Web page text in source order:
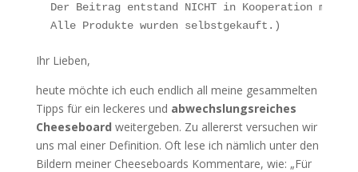
Der Beitrag entstand NICHT in Kooperation mit
Alle Produkte wurden selbstgekauft.)
Ihr Lieben,
heute möchte ich euch endlich all meine gesammelten
Tipps für ein leckeres und abwechslungsreiches
Cheeseboard weitergeben. Zu allererst versuchen wir
uns mal einer Definition. Oft lese ich nämlich unter den
Bildern meiner Cheeseboards Kommentare, wie: „Für